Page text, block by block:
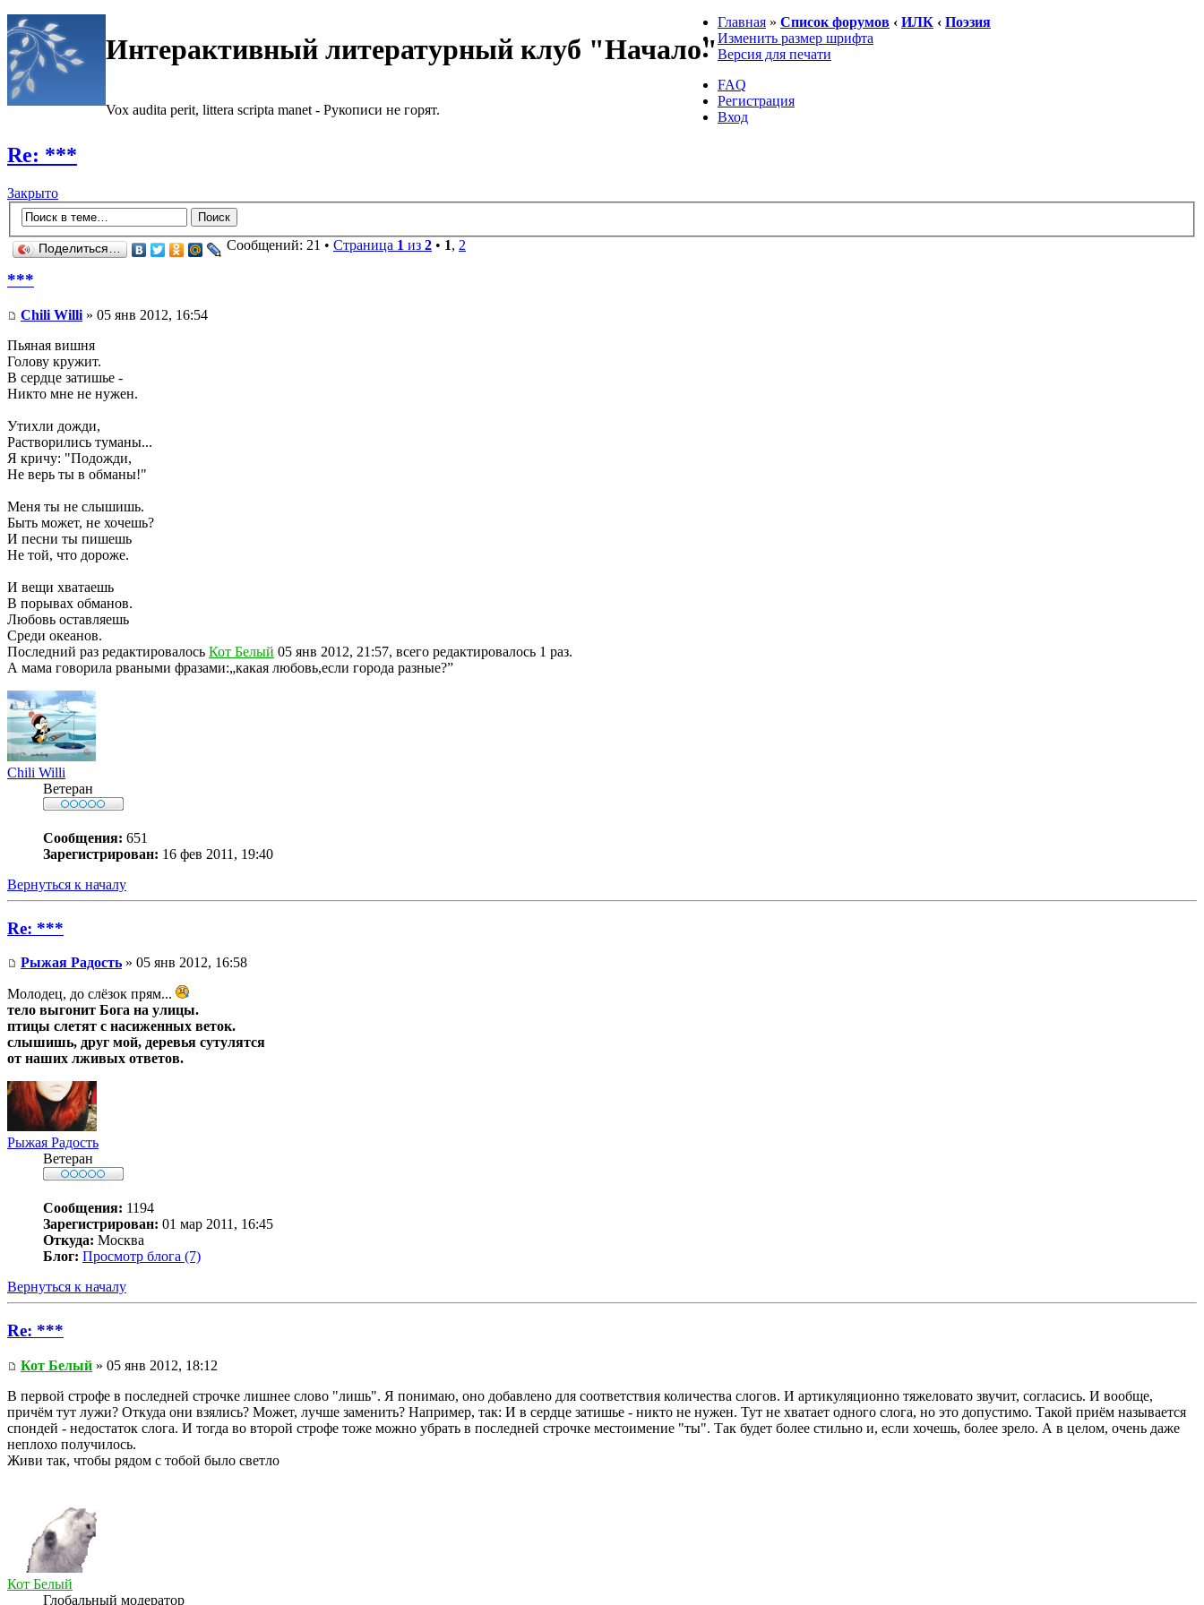
Интерактивный литературный клуб "Начало"
Vox audita perit, littera scripta manet - Рукописи не горят.
Главная » Список форумов ‹ ИЛК ‹ Поэзия
Изменить размер шрифта
Версия для печати
FAQ
Регистрация
Вход
Re: ***
Закрыто
Поделиться… Сообщений: 21 • Страница 1 из 2 • 1, 2
***
Chili Willi » 05 янв 2012, 16:54
Пьяная вишня
Голову кружит.
В сердце затишье -
Никто мне не нужен.
Утихли дожди,
Растворились туманы...
Я кричу: "Подожди,
Не верь ты в обманы!"
Меня ты не слышишь.
Быть может, не хочешь?
И песни ты пишешь
Не той, что дороже.
И вещи хватаешь
В порывах обманов.
Любовь оставляешь
Среди океанов.
Последний раз редактировалось Кот Белый 05 янв 2012, 21:57, всего редактировалось 1 раз.
А мама говорила рваными фразами:„какая любовь,если города разные?”
Chili Willi
Ветеран
Сообщения: 651
Зарегистрирован: 16 фев 2011, 19:40
Вернуться к началу
Re: ***
Рыжая Радость » 05 янв 2012, 16:58
Молодец, до слёзок прям...
тело выгонит Бога на улицы.
птицы слетят с насиженных веток.
слышишь, друг мой, деревья сутулятся
от наших лживых ответов.
Рыжая Радость
Ветеран
Сообщения: 1194
Зарегистрирован: 01 мар 2011, 16:45
Откуда: Москва
Блог: Просмотр блога (7)
Вернуться к началу
Re: ***
Кот Белый » 05 янв 2012, 18:12
В первой строфе в последней строчке лишнее слово "лишь". Я понимаю, оно добавлено для соответствия количества слогов. И артикуляционно тяжеловато звучит, согласись. И вообще,
причём тут лужи? Откуда они взялись? Может, лучше заменить? Например, так: И в сердце затишье - никто не нужен. Тут не хватает одного слога, но это допустимо. Такой приём называется
спондей - недостаток слога. И тогда во второй строфе тоже можно убрать в последней строчке местоимение "ты". Так будет более стильно и, если хочешь, более зрело. А в целом, очень даже
неплохо получилось.
Живи так, чтобы рядом с тобой было светло
Кот Белый
Глобальный модератор